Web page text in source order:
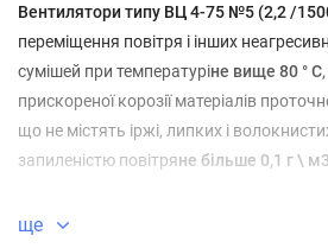
Вентилятори типу ВЦ 4-75 №5 (2,2 /
переміщення повітря і інших
сумішей при температуріне вище 80 ° С
прискореної корозії матеріалів
що не містять іржі, липких і
запиленістю повітряне більше 0,1 г \ м3
Вентилятори, виготовлені з алюмінієвих
ще